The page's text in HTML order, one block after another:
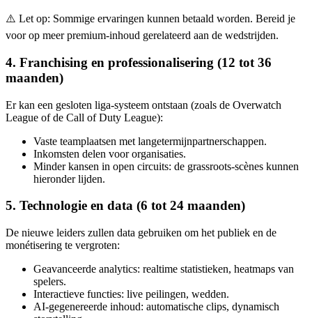
⚠️ Let op: Sommige ervaringen kunnen betaald worden. Bereid je
voor op meer premium-inhoud gerelateerd aan de wedstrijden.
4. Franchising en professionalisering (12 tot 36
maanden)
Er kan een gesloten liga-systeem ontstaan (zoals de Overwatch
League of de Call of Duty League):
Vaste teamplaatsen met langetermijnpartnerschappen.
Inkomsten delen voor organisaties.
Minder kansen in open circuits: de grassroots-scènes kunnen
hieronder lijden.
5. Technologie en data (6 tot 24 maanden)
De nieuwe leiders zullen data gebruiken om het publiek en de
monétisering te vergroten:
Geavanceerde analytics: realtime statistieken, heatmaps van
spelers.
Interactieve functies: live peilingen, wedden.
AI-gegenereerde inhoud: automatische clips, dynamisch